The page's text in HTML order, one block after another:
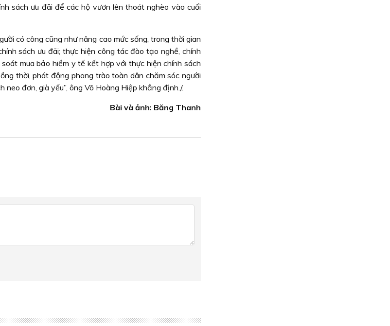
sách ưu đãi để các hộ vươn lên thoát nghèo vào cuối
có công cũng như nâng cao mức sống, trong thời gian
sách ưu đãi; thực hiện công tác đào tạo nghề, chính
mua bảo hiểm y tế kết hợp với thực hiện chính sách
thời, phát động phong trào toàn dân chăm sóc người
đơn, già yếu”, ông Võ Hoàng Hiệp khẳng định./.
Bài và ảnh: Băng Thanh